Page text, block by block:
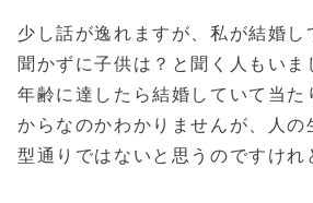
少し話が逸れますが、私が結婚し
聞かずに子供は？と聞く人もいま
年齢に達したら結婚していて当た
からなのかわかりませんが、人の
型通りではないと思うのですけれ